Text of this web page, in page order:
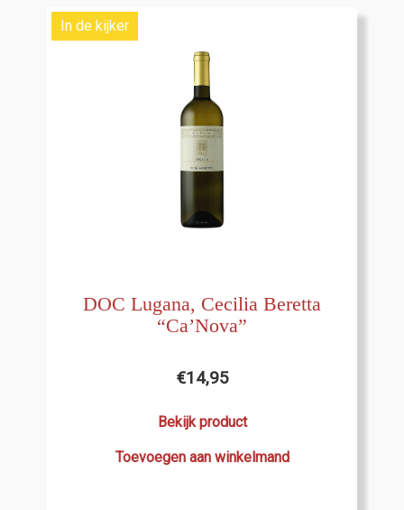
In de kijker
DOC Lugana, Cecilia Beretta
“Ca’Nova”
€14,95
Bekijk product
Toevoegen aan winkelmand